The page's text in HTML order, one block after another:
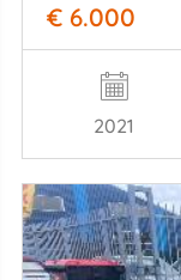
€ 6.000
2021